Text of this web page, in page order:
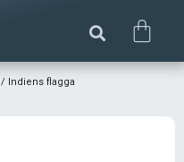
/ Indiens flagga